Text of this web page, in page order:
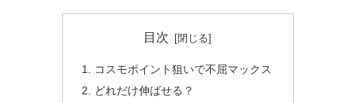
目次
コスモポイント狙いで不屈マックス
どれだけ伸ばせる？